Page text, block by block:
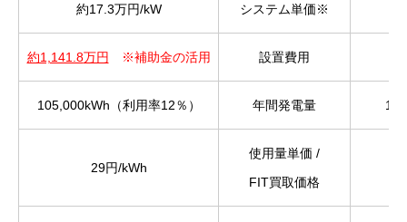
約17.3万円/kW システム単価※
約1,141.8万円 ※補助金の活用 設置費用
105,000kWh（利用率12％） 年間発電量
29円/kWh
使用量単価 /
FIT買取価格